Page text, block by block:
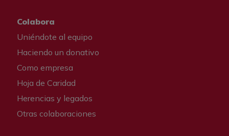
Colabora
Uniéndote al equipo
Haciendo un donativo
Como empresa
Hoja de Caridad
Herencias y legados
Otras colaboraciones